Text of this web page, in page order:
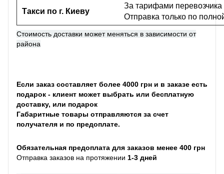
Такси по г. Киеву
За тарифами перевозчика
Отправка только по
Стоимость доставки может меняться в зависимости от
района
Если заказ составляет более 4000 грн и в заказе есть
подарок - клиент может выбрать или бесплатную
доставку, или подарок
Габаритные товары отправляются за счет
получателя и по предоплате.
Обязательная предоплата для заказов менее 400 грн
Отправка заказов на протяжении 1-3 дней